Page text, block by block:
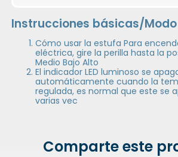
Instrucciones básicas/Modo
Cómo usar la estufa Para
eléctrica, gire la perilla hasta la
Medio Bajo Alto
El indicador LED luminoso se
automáticamente cuando la
regulada, es normal que este se
varias vec
Comparte este